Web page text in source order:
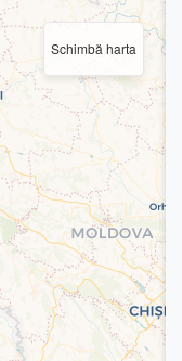
Schimbă harta